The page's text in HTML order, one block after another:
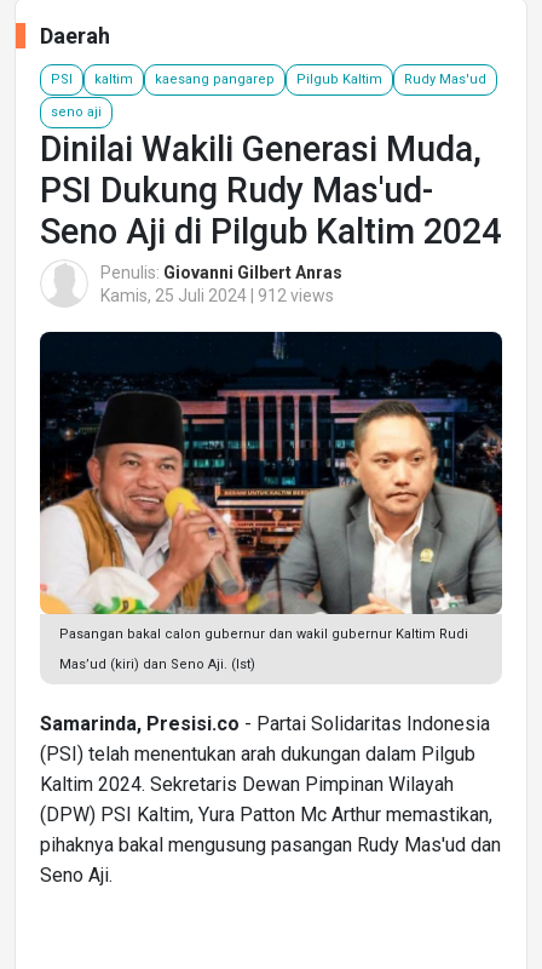
Daerah
PSI kaltim kaesang pangarep Pilgub Kaltim Rudy Mas'ud
seno aji
Dinilai Wakili Generasi Muda,
PSI Dukung Rudy Mas'ud-
Seno Aji di Pilgub Kaltim 2024
Penulis: Giovanni Gilbert Anras
Kamis, 25 Juli 2024 | 912 views
Pasangan bakal calon gubernur dan wakil gubernur Kaltim Rudi
Mas’ud (kiri) dan Seno Aji. (Ist)
Samarinda, Presisi.co - Partai Solidaritas Indonesia
(PSI) telah menentukan arah dukungan dalam Pilgub
Kaltim 2024. Sekretaris Dewan Pimpinan Wilayah
(DPW) PSI Kaltim, Yura Patton Mc Arthur memastikan,
pihaknya bakal mengusung pasangan Rudy Mas'ud dan
Seno Aji.